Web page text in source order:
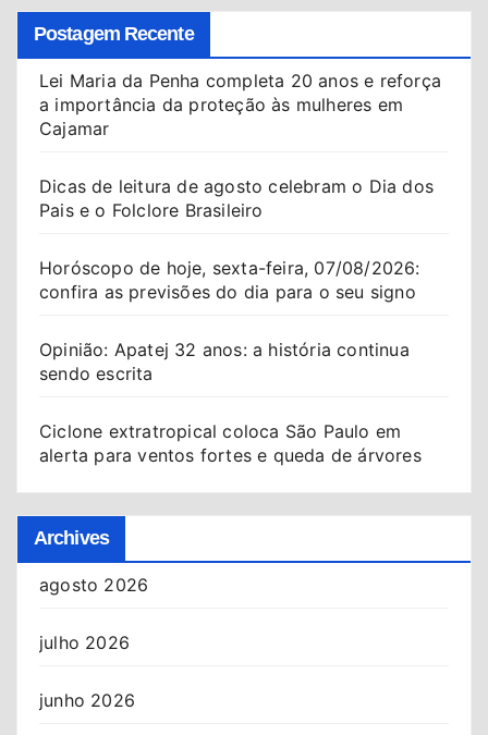
Postagem Recente
Lei Maria da Penha completa 20 anos e reforça
a importância da proteção às mulheres em
Cajamar
Dicas de leitura de agosto celebram o Dia dos
Pais e o Folclore Brasileiro
Horóscopo de hoje, sexta-feira, 07/08/2026:
confira as previsões do dia para o seu signo
Opinião: Apatej 32 anos: a história continua
sendo escrita
Ciclone extratropical coloca São Paulo em
alerta para ventos fortes e queda de árvores
Archives
agosto 2026
julho 2026
junho 2026